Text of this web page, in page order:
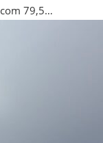
79,5…